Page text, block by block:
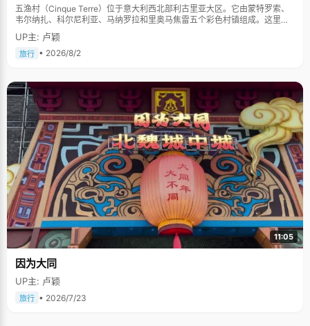
五渔村（Cinque Terre）位于意大利西北部利古里亚大区。它由蒙特罗索、
韦尔纳扎、科尔尼利亚、马纳罗拉和里奥马焦雷五个彩色村镇组成。这里依
山傍海，房屋色彩斑斓，1997年被列为世界文化遗产。
UP主: 卢颖
旅行 • 2026/8/2
11:05
因为大同
UP主: 卢颖
旅行 • 2026/7/23